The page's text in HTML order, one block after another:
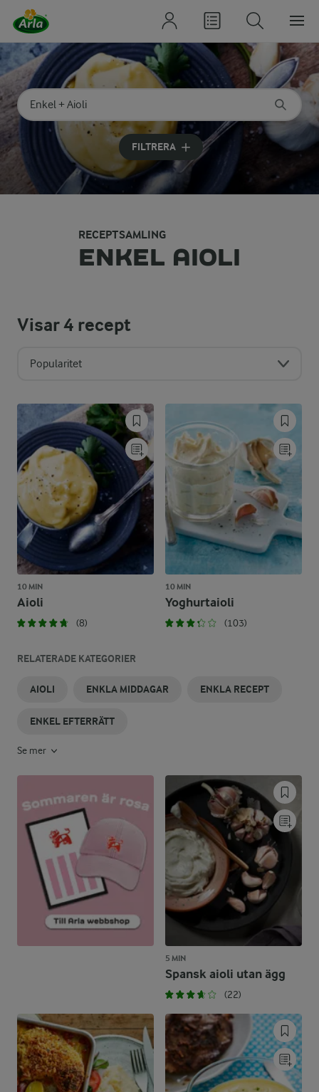
Sök på kategori eller ingrediens
Skriv in sökord för att få förslag
FILTRERA
RECEPTSAMLING
ENKEL AIOLI
Visar4 recept
Popularitet
10 MIN
Aioli
(8)
10 MIN
Yoghurtaioli
(103)
RELATERADE KATEGORIER
AIOLI ENKLA MIDDAGAR ENKLA RECEPT
ENKEL EFTERRÄTT
Se mer
5 MIN
Spansk aioli utan ägg
(22)